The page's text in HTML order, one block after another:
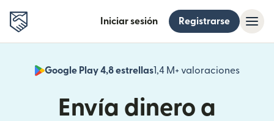
Iniciar sesión Registrarse
Google Play 4,8 estrellas1,4 M+ valoraciones
(se
Envía dinero a